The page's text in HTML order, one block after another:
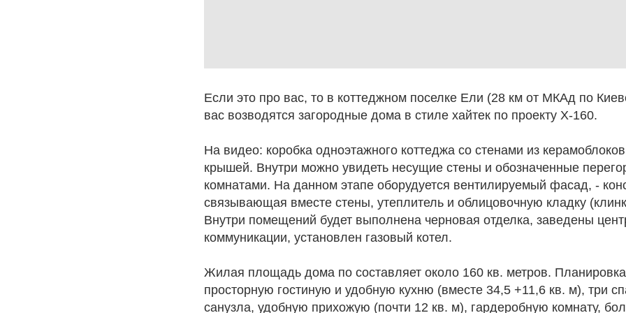
Если это про вас, то в коттеджном поселке Ели (28 км от МКАд по
вас возводятся загородные дома в стиле хайтек по проекту Х-160.
На видео: коробка одноэтажного коттеджа со стенами из
крышей. Внутри можно увидеть несущие стены и обозначенные
комнатами. На данном этапе оборудуется вентилируемый фасад, -
связывающая вместе стены, утеплитель и облицовочную кладку
Внутри помещений будет выполнена черновая отделка, заведены
коммуникации, установлен газовый котел.
Жилая площадь дома по составляет около 160 кв. метров.
просторную гостиную и удобную кухню (вместе 34,5 +11,6 кв. м), три
санузла, удобную прихожую (почти 12 кв. м), гардеробную комнату,